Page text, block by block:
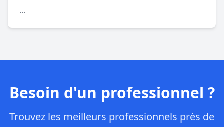
...
Besoin d'un professionnel ?
Trouvez les meilleurs professionnels près de